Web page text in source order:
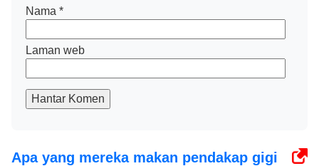
Nama *
Laman web
Hantar Komen
Apa yang mereka makan pendakap gigi